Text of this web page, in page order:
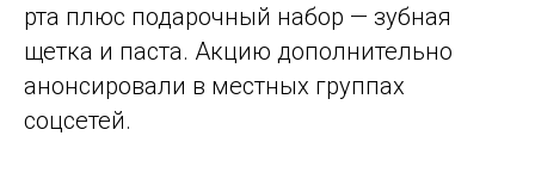
рта плюс подарочный набор — зубная
щетка и паста. Акцию дополнительно
анонсировали в местных группах
соцсетей.